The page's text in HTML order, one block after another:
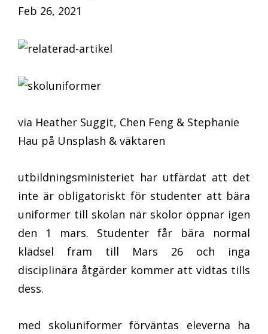
Feb 26, 2021
via Heather Suggit, Chen Feng & Stephanie
Hau på Unsplash & väktaren
utbildningsministeriet har utfärdat att det
inte är obligatoriskt för studenter att bära
uniformer till skolan när skolor öppnar igen
den 1 mars. Studenter får bära normal
klädsel fram till Mars 26 och inga
disciplinära åtgärder kommer att vidtas tills
dess.
med skoluniformer förväntas eleverna ha